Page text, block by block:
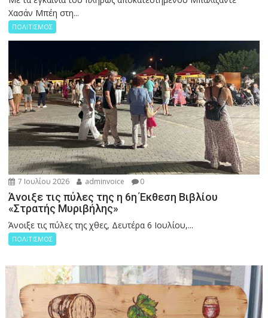
Χασάν Μπέη στη...
ΠΟΛΙΤΙΣΜΟΣ
7 Ιουλίου 2026 adminvoice 0
Άνοιξε τις πύλες της η 6η Έκθεση Βιβλίου
«Στρατής Μυριβήλης»
Άνοιξε τις πύλες της χθες, Δευτέρα 6 Ιουλίου,...
ΠΟΛΙΤΙΣΜΟΣ